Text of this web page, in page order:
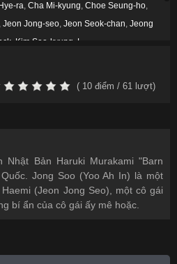
ra, Cha Mi-kyung, Choe Seung-ho,
, Jeon Jong-seo, Jeon Seok-chan, Jeong
, Kim Soo-kyung L
( 10điểm / 61lượt)
Bản Haruki Murakami "Barn
Jong Soo (Yoo Ah In) là một
(Jeon Jong Seo), một cô gái
bí ẩn của cô gái ấy mê hoặc.